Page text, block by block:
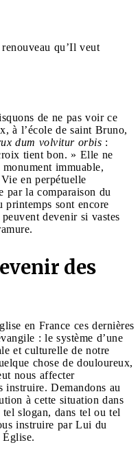
qu’Il veut
de ne pas voir ce
à l’école de saint Bruno,
dum volvitur orbis :
tient bon. » Elle ne
immuable,
en perpétuelle
par la comparaison du
sont encore
devenir si vastes
des
en France ces dernières
: le système d’une
et culturelle de notre
chose de douloureux,
nous affecter
instruire. Demandons au
à cette situation dans
slogan, dans tel ou tel
instruire par Lui du